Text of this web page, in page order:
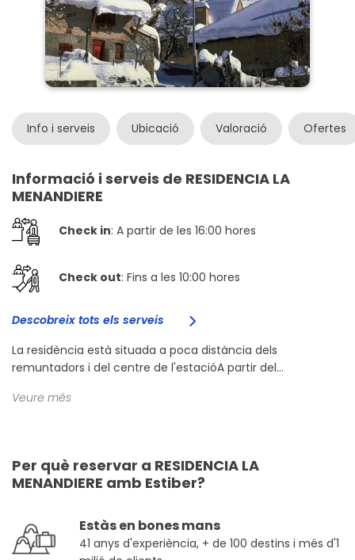
Info i serveis Ubicació Valoració Ofertes
Informació i serveis de RESIDENCIA LA
MENANDIERE
Check in: A partir de les 16:00 hores
Check out: Fins a les 10:00 hores
Descobreix tots els serveis
La residència està situada a poca distància dels
remuntadors i del centre de l'estacióA partir del...
Veure més
Per què reservar a RESIDENCIA LA
MENANDIERE amb Estiber?
Estàs en bones mans
41 anys d'experiència, + de 100 destins i més d'1